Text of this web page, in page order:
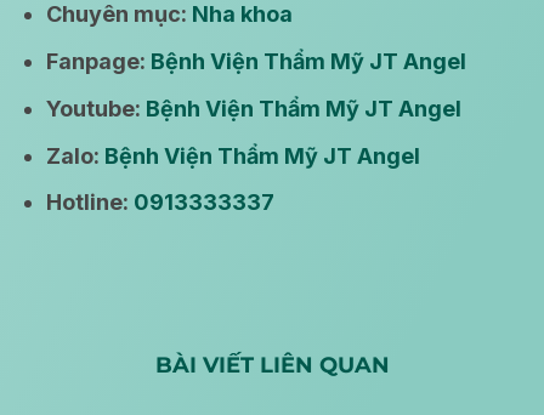
Chuyên mục: Nha khoa
Fanpage: Bệnh Viện Thẩm Mỹ JT Angel
Youtube: Bệnh Viện Thẩm Mỹ JT Angel
Zalo: Bệnh Viện Thẩm Mỹ JT Angel
Hotline: 0913333337
BÀI VIẾT LIÊN QUAN